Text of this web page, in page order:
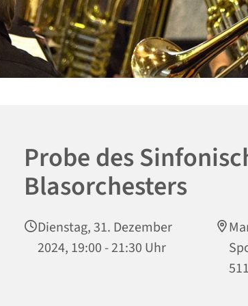
Probe des
Blasorchesters
Dienstag, 31. Dezember
2024, 19:00 - 21:30 Uhr